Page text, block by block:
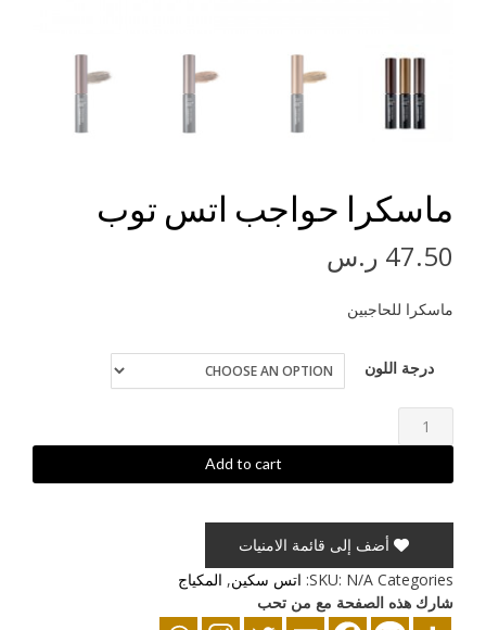
ماسكرا حواجب اتس توب
47.50 ر.س
ماسكرا للحاجبين
درجة اللون
ماسكرا
حواجب
اتس
quantity
Add to cart
أضف إلى قائمة الامنيات
SKU: N/A Categories: اتس سكين, المكياج
شارك هذه الصفحة مع من تحب